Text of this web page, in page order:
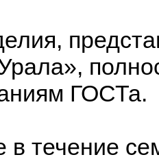
ГОСТа.
в течение